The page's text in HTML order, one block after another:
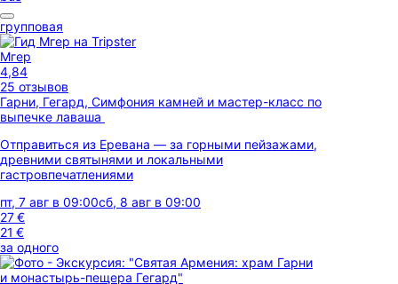
групповая
Мгер
4,84
25 отзывов
Гарни, Гегард, Симфония камней и мастер-класс по
выпечке лаваша
Отправиться из Еревана — за горными пейзажами,
древними святынями и локальными
гастровпечатлениями
пт, 7 авг в 09:00сб, 8 авг в 09:00
27 €
21 €
за одного